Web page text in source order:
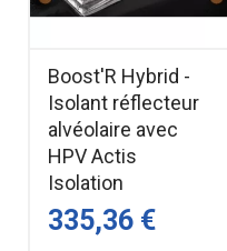
Vidage
Type : Vidage
baignoire
Siphon :
Longueur du
Boost'R Hybrid -
Isolant réflecteur
alvéolaire avec
HPV Actis
Isolation
335,36 €